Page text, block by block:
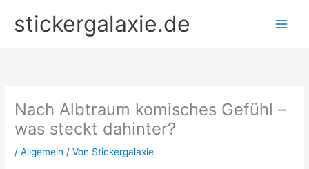
Inhaltstickergalaxie.de
Nach Albtraum komisches Gefühl –
was steckt dahinter?
/Allgemein / Von Stickergalaxie